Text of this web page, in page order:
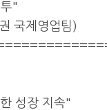
"
국제영업팀)
성장 지속"